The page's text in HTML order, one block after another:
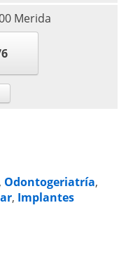
Merida
Odontogeriatría,
, Implantes